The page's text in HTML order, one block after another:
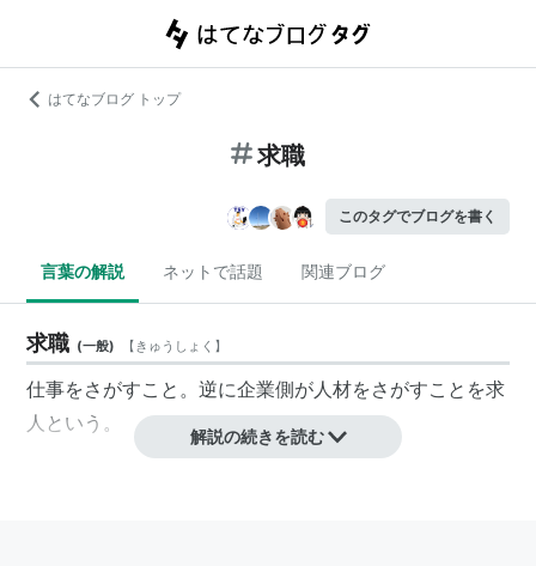
はてなブログ トップ
求職
このタグでブログを書く
言葉の解説 ネットで話題 関連ブログ
求職 (一般) 【きゅうしょく 】
仕事をさがすこと。逆に企業側が人材をさがすことを求
人という。
解説の続きを読む